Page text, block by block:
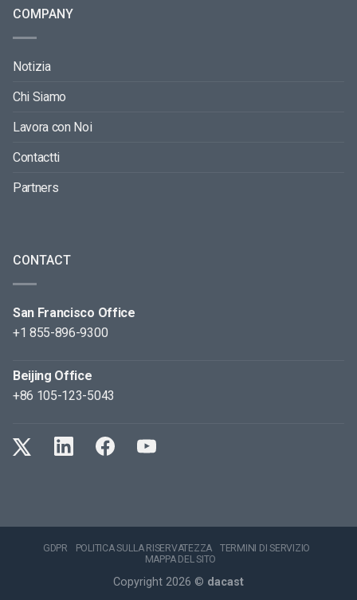
COMPANY
Notizia
Chi Siamo
Lavora con Noi
Contactti
Partners
CONTACT
San Francisco Office
+1 855-896-9300
Beijing Office
+86 105-123-5043
GDPR POLITICA SULLA RISERVATEZZA
TERMINI DI SERVIZIO
MAPPA DEL SITO
Copyright 2026 © dacast